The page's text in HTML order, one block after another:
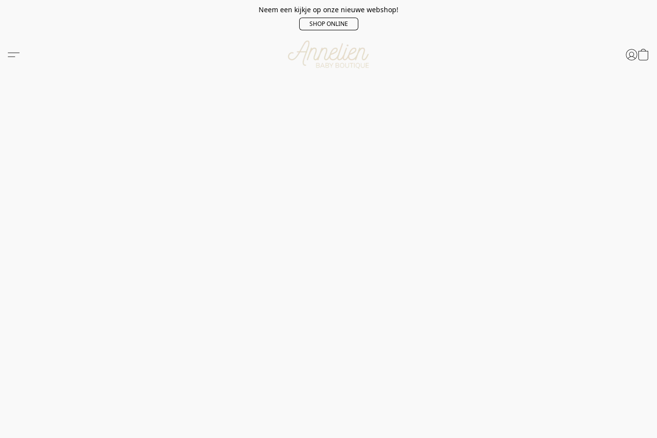
Neem een kijkje op onze nieuwe webshop!
SHOP ONLINE